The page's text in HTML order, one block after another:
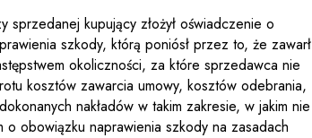
kupujący złożył oświadczenie o
szkody, którą poniósł przez to, że zawarł
okoliczności, za które sprzedawca nie
kosztów zawarcia umowy, kosztów odebrania,
nakładów w takim zakresie, w jakim nie
obowiązku naprawienia szkody na zasadach